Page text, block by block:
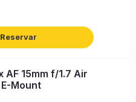
Reservar
AF 15mm f/1.7 Air
Mount